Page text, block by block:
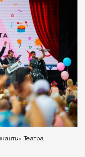
Театра